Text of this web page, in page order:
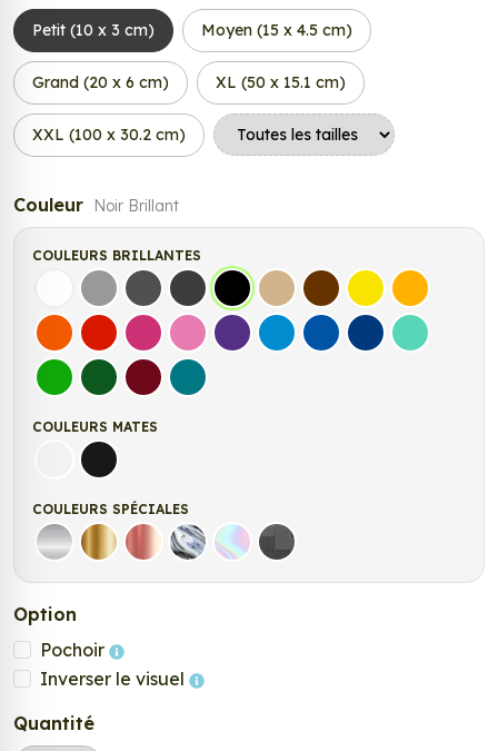
Petit (10 x 3 cm) Moyen (15 x 4.5 cm)
Grand (20 x 6 cm) XL (50 x 15.1 cm)
XXL (100 x 30.2 cm)
Couleur Noir Brillant
COULEURS BRILLANTES
Blanc Gris Gris FoncéGris Anthracite
Noir Beige Marron Jaune ClairJaune
OrangeRouge FuchsiaRose Violet Bleu clairBleu MoyenBleu FoncéBleu Vert
Vert clairVert FoncéBordeauxTurquoise
COULEURS MATES
Blanc matNoir Mat
COULEURS SPÉCIALES
Argent Or Rose Gold
ChromeHolographique
Carbone Noir
Option
Pochoir
Inverser le visuel
Quantité